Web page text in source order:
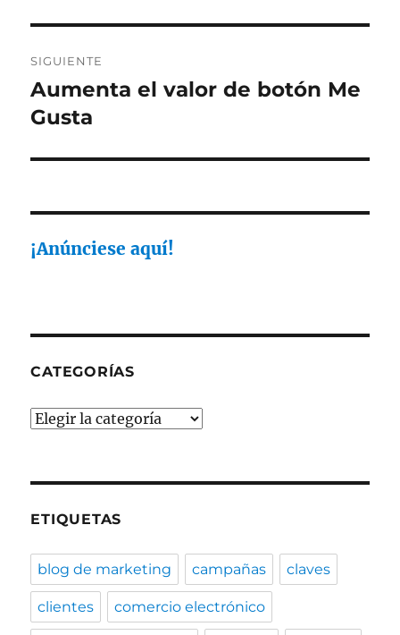
SIGUIENTE
Entrada
siguiente:
Aumenta el valor de botón Me
Gusta
¡Anúnciese aquí!
CATEGORÍAS
Categorías
ETIQUETAS
blog de marketing campañas claves
clientes comercio electrónico